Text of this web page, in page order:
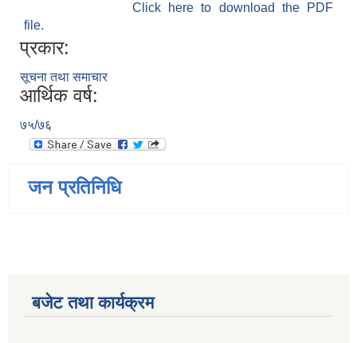
Click here to download the PDF
file.
प्रकार:
सूचना तथा समाचार
आर्थिक वर्ष:
७५/७६
जन प्रतिनिधि
बजेट तथा कार्यक्रम